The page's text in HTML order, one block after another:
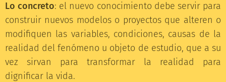
Lo concreto: el nuevo conocimiento debe servir para
construir nuevos modelos o proyectos que alteren o
modifiquen las variables, condiciones, causas de la
realidad del fenómeno u objeto de estudio, que a su
vez sirvan para transformar la realidad para
dignificar la vida.